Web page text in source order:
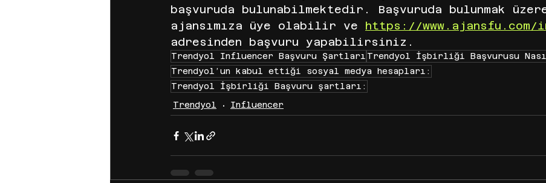
başvuruda bulunabilmektedir. Başvuruda bulunmak
ajansımıza üye olabilir ve https://www.ajansfu.com/
adresinden başvuru yapabilirsiniz.
Trendyol Influencer Başvuru Şartları Trendyol İşbirliği Başvurusu
Trendyol’un kabul ettiği sosyal medya hesapları:
Trendyol İşbirliği Başvuru şartları:
Trendyol
Influencer